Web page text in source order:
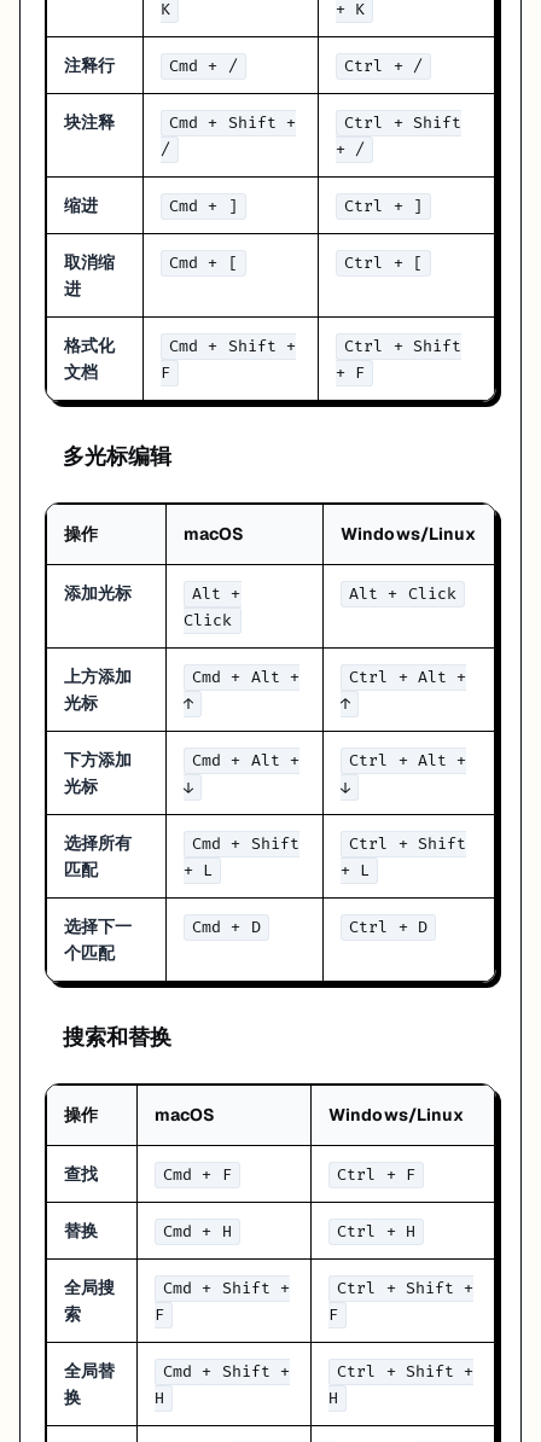
如果你现在让我给一个最小记忆集，我真的只会先给这四个：
Cmd/Ctrl + L
Cmd/Ctrl + K
Cmd/Ctrl + I
Tab / Esc
哪些快捷键最容易真正提升效率
从实际使用频率看，我会把最值钱的几组放在前面：
Cmd/Ctrl + L ：开 Chat
Cmd/Ctrl + K
：接受或拒绝补全
Cmd/Ctrl + Shift + P：命令面板
这些组合不是“知道就好”，而是会直接影响你每天的操作节奏。
一个很现实的提醒
快捷键越多，不代表效率一定越高。真正有用的是：
你最常用的那几个是否足够顺手
你的手有没有形成固定路径
你能不能在不打断思路的情况下完成动作
Cursor 的价值本来就在于减少思路切换。如果为了找快捷键反而不停
所以这页更适合当“查表页”，而不是“背诵页”。真正值得练熟的，其实
下一步
.cursorrules 配置
- 自定义 AI 行为
上下文管理
- 优化 AI 上下文
K + K
注释行 Cmd + / Ctrl + /
块注释
Cmd + Shift +
/
Ctrl + Shift
+ /
缩进 Cmd + ] Ctrl + ]
取消缩
进
Cmd + [ Ctrl + [
格式化
文档
Cmd + Shift +
F
Ctrl + Shift
+ F
多光标编辑
操作 macOS Windows/Linux
添加光标
Alt +
Click
Alt + Click
上方添加
光标
Cmd + Alt +
↑
Ctrl + Alt +
↑
下方添加
光标
Cmd + Alt +
↓
Ctrl + Alt +
↓
选择所有
匹配
Cmd + Shift
+ L
Ctrl + Shift
+ L
选择下一
个匹配
Cmd + D Ctrl + D
搜索和替换
操作 macOS Windows/Linux
查找 Cmd + F Ctrl + F
替换 Cmd + H Ctrl + H
全局搜
索
Cmd + Shift +
F
Ctrl + Shift +
F
全局替
换
Cmd + Shift +
H
Ctrl + Shift +
H